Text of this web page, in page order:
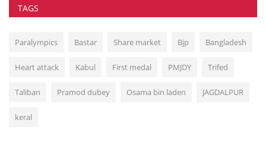
TAGS
Paralympics Bastar Share market Bjp Bangladesh
Heart attack Kabul First medal PMJDY Trifed
Taliban Pramod dubey Osama bin laden JAGDALPUR
keral